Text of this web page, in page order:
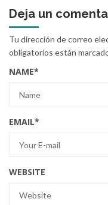
Deja un
Tu dirección de correo
obligatorios están
NAME*
EMAIL*
WEBSITE